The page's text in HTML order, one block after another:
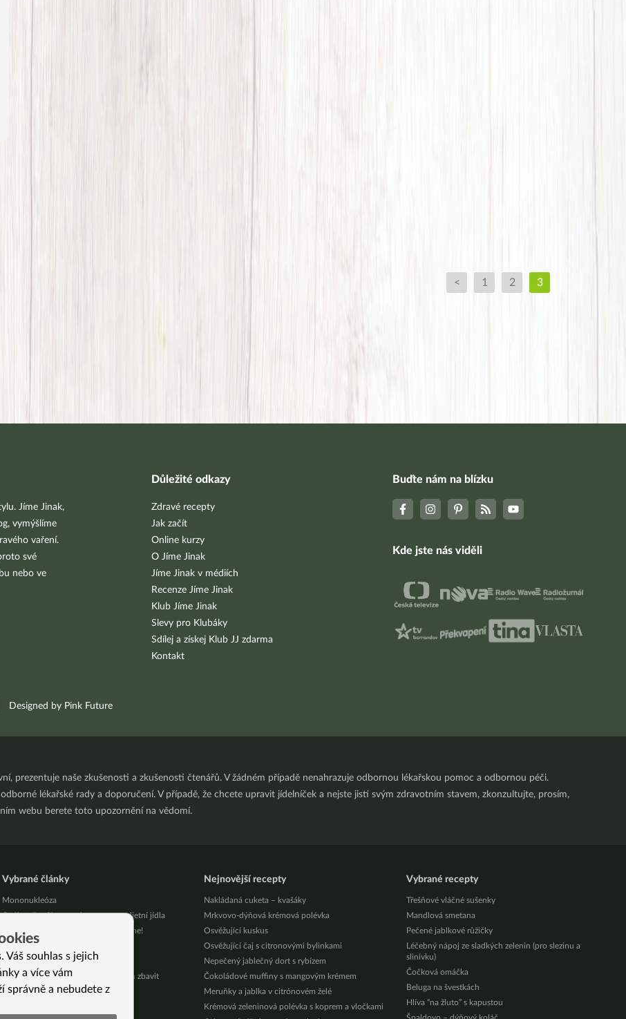
< 1 2 3
Jíme Jinak,
vymýšlíme
vaření.
své
nebo ve
Důležité odkazy
Zdravé recepty
Jak začít
Online kurzy
O Jíme Jinak
Jíme Jinak v médiích
Recenze Jíme Jinak
Klub Jíme Jinak
Slevy pro Klubáky
Sdílej a získej Klub JJ zdarma
Kontakt
Buďte nám na blízku
Kde jste nás viděli
Designed by Pink Future
prezentuje naše zkušenosti a zkušenosti čtenářů. V žádném případě nenahrazuje odbornou lékařskou pomoc a odbornou péči.
lékařské rady a doporučení. V případě, že chcete upravit jídelníček a nejste jistí svým zdravotním stavem, zkonzultujte, prosím,
webu berete toto upozornění na vědomí.
Vybrané články
Mononukleóza
Co jíst při průjmu aneb recepty na dietní jídla
První online festival končí – Děkujeme!
Mořské řasy místo pilulek
Já, minimalista – III.díl
Bolest těla a únava: 5 tipů, jak se jich zbavit
Já, minimalista – II.díl
Nejnovější recepty
Nakládaná cuketa – kvašáky
Mrkvovo-dýňová krémová polévka
Osvěžující kuskus
Osvěžující čaj s citronovými bylinkami
Nepečený jablečný dort s rybízem
Čokoládové muffiny s mangovým krémem
Meruňky a jablka v citrónovém želé
Krémová zeleninová polévka s koprem a vločkami
Vybrané recepty
Třešňové vláčné sušenky
Mandlová smetana
Pečené jablkové růžičky
Léčebný nápoj ze sladkých zelenin (pro slezinu a
slinivku)
Čočková omáčka
Beluga na švestkách
Hlíva “na žluto” s kapustou
Váš souhlas s jejich
a více vám
správně a nebudete z